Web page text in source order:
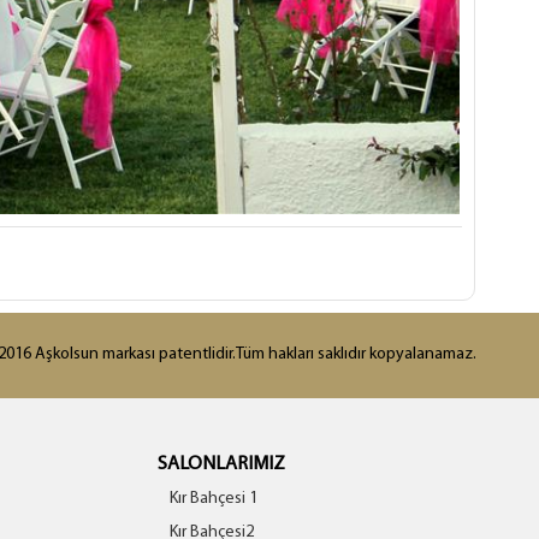
Aşkolsun markası patentlidir.Tüm hakları saklıdır kopyalanamaz.
SALONLARIMIZ
Kır Bahçesi 1
Kır Bahçesi2